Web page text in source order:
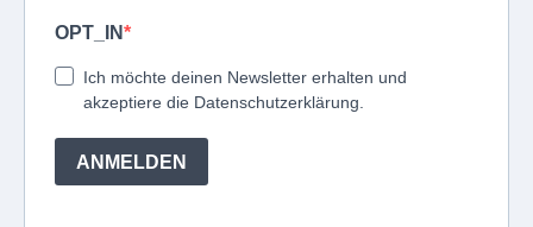
OPT_IN
Ich möchte deinen Newsletter erhalten und
akzeptiere die Datenschutzerklärung.
ANMELDEN